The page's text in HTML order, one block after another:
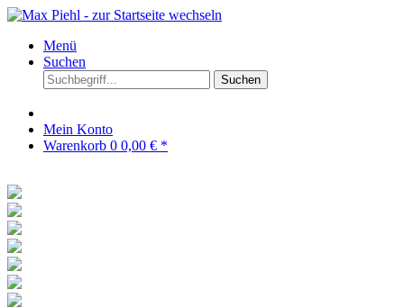
Menü
Suchen
Suchen
Mein Konto
Warenkorb 0 0,00 € *